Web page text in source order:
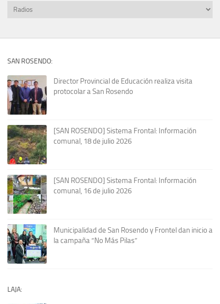
SAN ROSENDO:
Director Provincial de Educación realiza visita
protocolar a San Rosendo
[SAN ROSENDO] Sistema Frontal: Información
comunal, 18 de julio 2026
[SAN ROSENDO] Sistema Frontal: Información
comunal, 16 de julio 2026
Municipalidad de San Rosendo y Frontel dan inicio a
la campaña “No Más Pilas”
LAJA: